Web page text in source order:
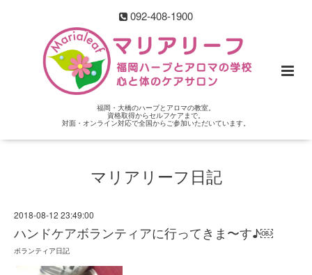
092-408-1900
福岡・大橋のハーブとアロマの教室。
資格取得からセルフケアまで。
対面・オンライン対応で全国からご参加いただいています。
マリアリーフ日記
2018-08-12 23:49:00
ハンドケアボランティアに行ってきま〜す♪￼
ボランティア日記